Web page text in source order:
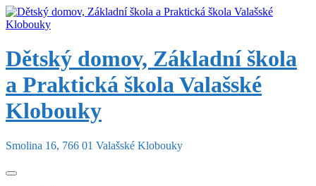
Skip
to
Dětský domov, Základní škola
a Praktická škola Valašské
Klobouky
Smolina 16, 766 01 Valašské Klobouky